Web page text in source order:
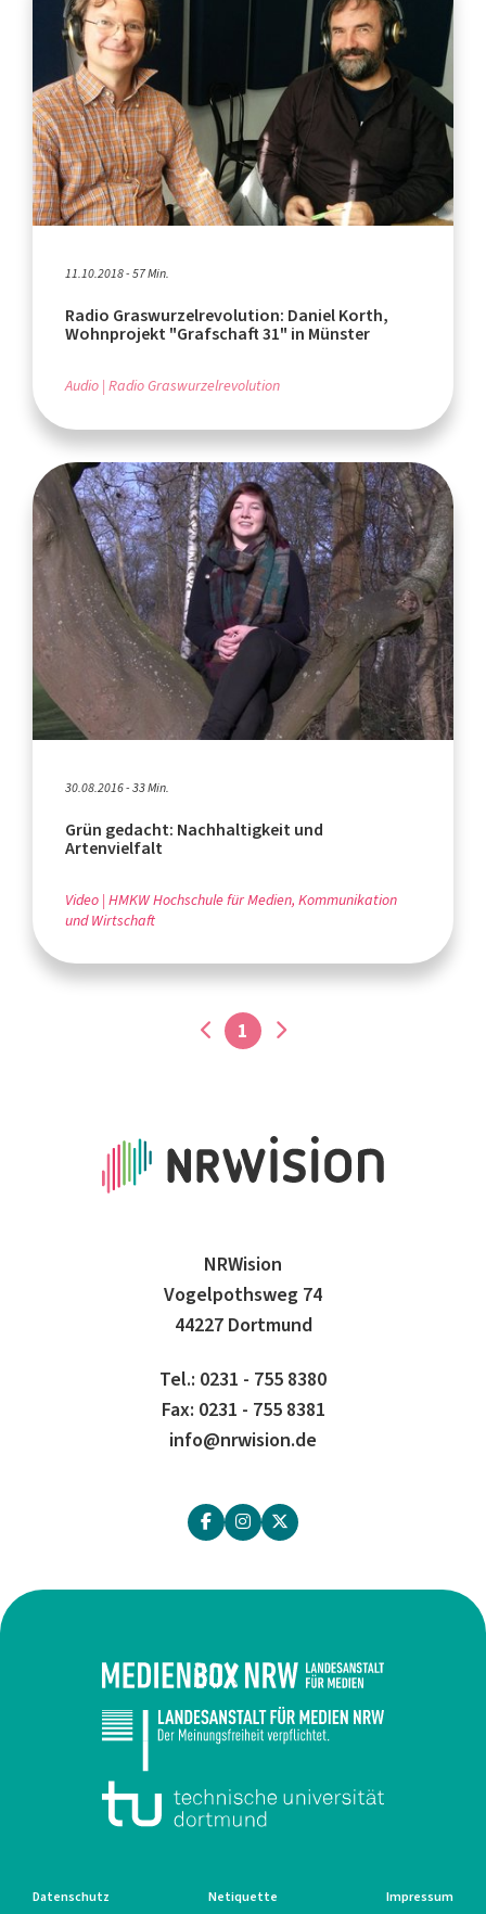
11.10.2018 - 57 Min.
Radio Graswurzelrevolution: Daniel Korth,
Wohnprojekt "Grafschaft 31" in Münster
Audio Radio Graswurzelrevolution
30.08.2016 - 33 Min.
Grün gedacht: Nachhaltigkeit und
Artenvielfalt
Video HMKW Hochschule für Medien, Kommunikation
und Wirtschaft
1
NRWision
Vogelpothsweg 74
44227 Dortmund
Tel.: 0231 - 755 8380
Fax: 0231 - 755 8381
info@nrwision.de
Datenschutz Netiquette Impressum